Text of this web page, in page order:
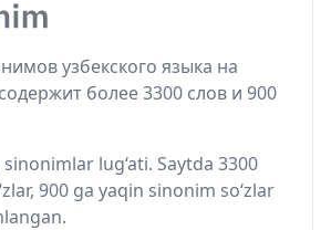
узбекского языка на
более 3300 слов и 900
lug‘ati. Saytda 3300
900 ga yaqin sinonim so‘zlar